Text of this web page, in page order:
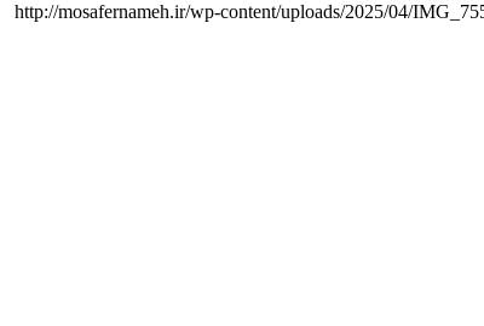
http://mosafernameh.ir/wp-content/uploads/2025/04/